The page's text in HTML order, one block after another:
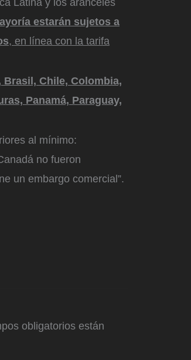
Latina y los aranceles
estarán sujetos a
, en línea con la tarifa
Chile, Colombia,
Panamá, Paraguay,
al mínimo:
no fueron
un embargo comercial”.
obligatorios están